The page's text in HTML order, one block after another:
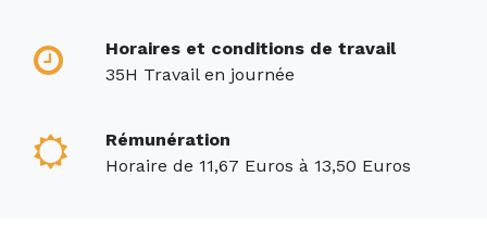
Horaires et conditions de travail
35H Travail en journée
Rémunération
Horaire de 11,67 Euros à 13,50 Euros